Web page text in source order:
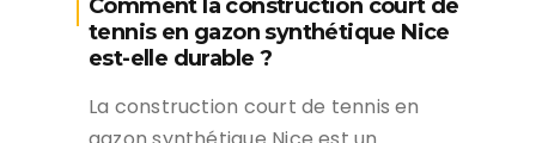
Comment la construction court de
tennis en gazon synthétique Nice
est-elle durable ?
La construction court de tennis en